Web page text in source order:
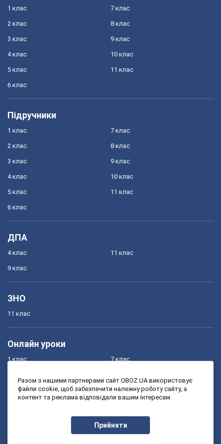
1 клас
2 клас
3 клас
4 клас
5 клас
6 клас
7 клас
8 клас
9 клас
10 клас
11 клас
Підручники
1 клас
2 клас
3 клас
4 клас
5 клас
6 клас
7 клас
8 клас
9 клас
10 клас
11 клас
ДПА
4 клас
9 клас
11 клас
ЗНО
11 клас
Онлайн уроки
1 клас
3 клас
7 клас
9 клас
Разом з нашими партнерами сайт OBOZ.UA використовує
файли cookie, щоб забезпечити належну роботу сайту, а
контент та реклама відповідали вашим інтересам.
Прийняти